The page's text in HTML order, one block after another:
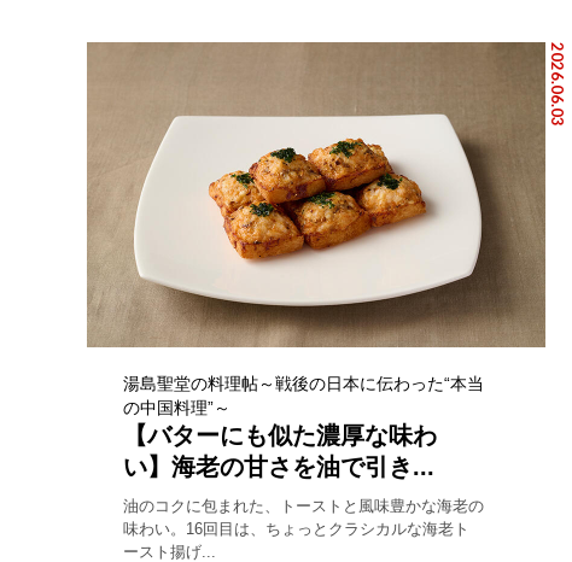
2026.06.03
湯島聖堂の料理帖～戦後の日本に伝わった“本当
の中国料理”～
【バターにも似た濃厚な味わ
い】海老の甘さを油で引き...
油のコクに包まれた、トーストと風味豊かな海老の
味わい。16回目は、ちょっとクラシカルな海老ト
ースト揚げ...